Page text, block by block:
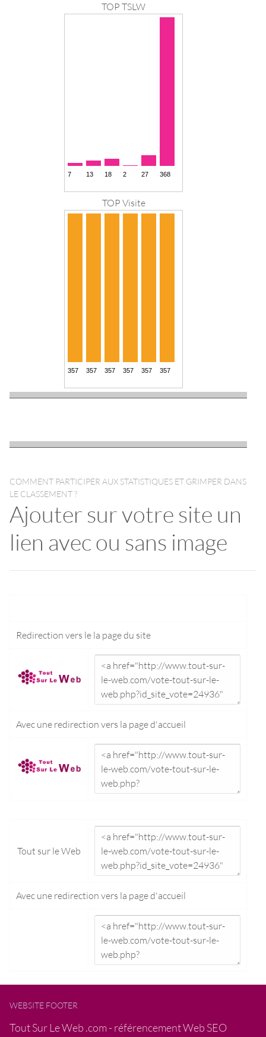
TOP TSLW
TOP Visite
COMMENT PARTICIPER AUX STATISTIQUES ET GRIMPER DANS
LE CLASSEMENT ?
Ajouter sur votre site un
lien avec ou sans image
Redirection vers le la page du site
Avec une redirection vers la page d'accueil
Tout sur le Web
Avec une redirection vers la page d'accueil
WEBSITE FOOTER
Tout Sur Le Web .com - référencement Web SEO